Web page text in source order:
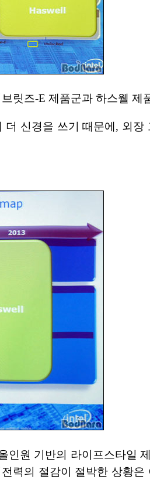
릿즈-E 제품군과 하스웰 제
신경을 쓰기 때문에, 외
원 기반의 라이프스타일
력의 절감이 절박한 상황은